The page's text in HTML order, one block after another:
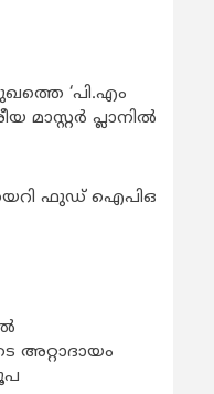
‘പി.എം
മാസ്റ്റർ പ്ലാനിൽ
ഡയറി ഫുഡ് ഐപിഒ